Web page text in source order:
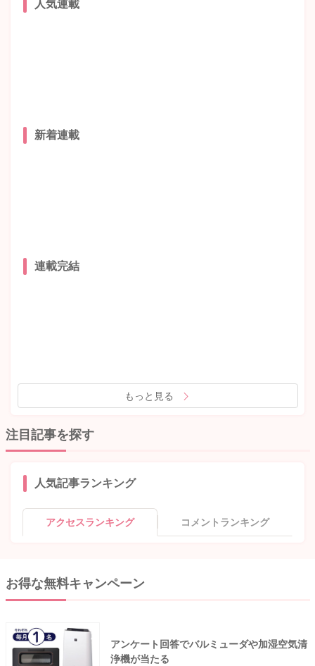
人気連載
新着連載
連載完結
もっと見る
注目記事を探す
人気記事ランキング
アクセスランキング コメントランキング
お得な無料キャンペーン
アンケート回答でバルミューダや加湿空気清
浄機が当たる